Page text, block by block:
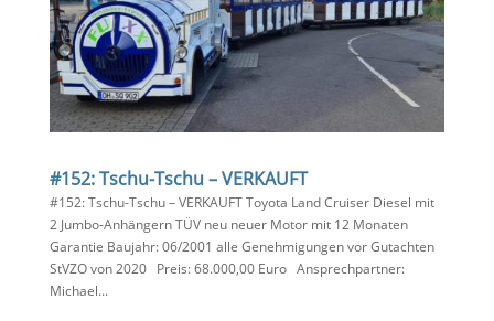
#152: Tschu-Tschu – VERKAUFT
#152: Tschu-Tschu – VERKAUFT Toyota Land Cruiser Diesel mit
2 Jumbo-Anhängern TÜV neu neuer Motor mit 12 Monaten
Garantie Baujahr: 06/2001 alle Genehmigungen vor Gutachten
StVZO von 2020 Preis: 68.000,00 Euro Ansprechpartner:
Michael...